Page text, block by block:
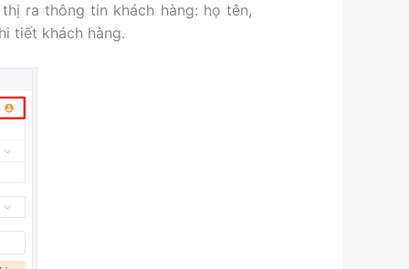
ra thông tin khách hàng: họ tên,
tiết khách hàng.